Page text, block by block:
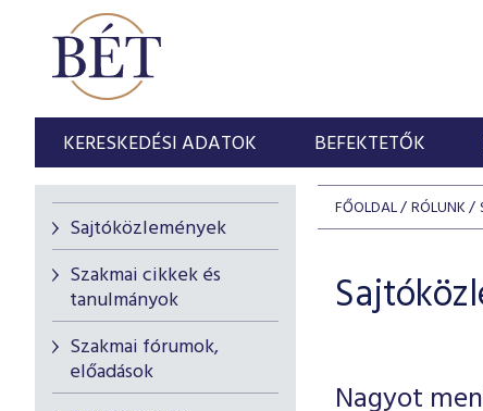
KERESKEDÉSI ADATOK BEFEKTETŐK
Sajtóközlemények
Szakmai cikkek és
tanulmányok
Szakmai fórumok,
előadások
FŐOLDAL RÓLUNK
Nagyot